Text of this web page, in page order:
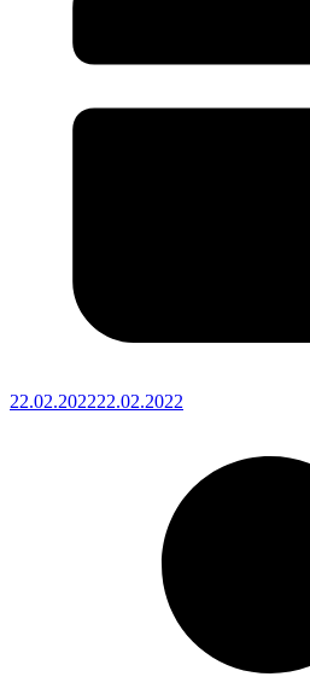
22.02.202222.02.2022